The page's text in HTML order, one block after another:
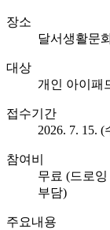
장소
달서생활문
대상
개인 아이패
접수기간
2026. 7. 15.
참여비
무료 (드로
부담)
주요내용